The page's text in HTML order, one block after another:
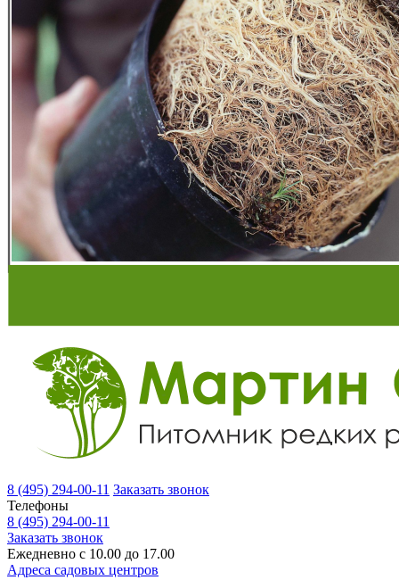
8 (495) 294-00-11 Заказать звонок
Телефоны
8 (495) 294-00-11
Заказать звонок
Ежедневно с 10.00 до 17.00
Адреса садовых центров